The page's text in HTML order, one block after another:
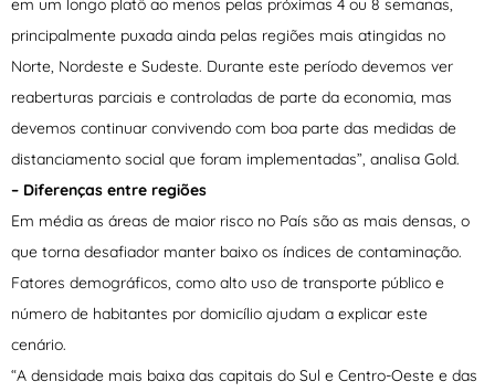
em um longo platô ao menos pelas próximas 4 ou 8 semanas,
principalmente puxada ainda pelas regiões mais atingidas no
Norte, Nordeste e Sudeste. Durante este período devemos ver
reaberturas parciais e controladas de parte da economia, mas
devemos continuar convivendo com boa parte das medidas de
distanciamento social que foram implementadas”, analisa Gold.
– Diferenças entre regiões
Em média as áreas de maior risco no País são as mais densas, o
que torna desafiador manter baixo os índices de contaminação.
Fatores demográficos, como alto uso de transporte público e
número de habitantes por domicílio ajudam a explicar este
cenário.
“A densidade mais baixa das capitais do Sul e Centro-Oeste e das